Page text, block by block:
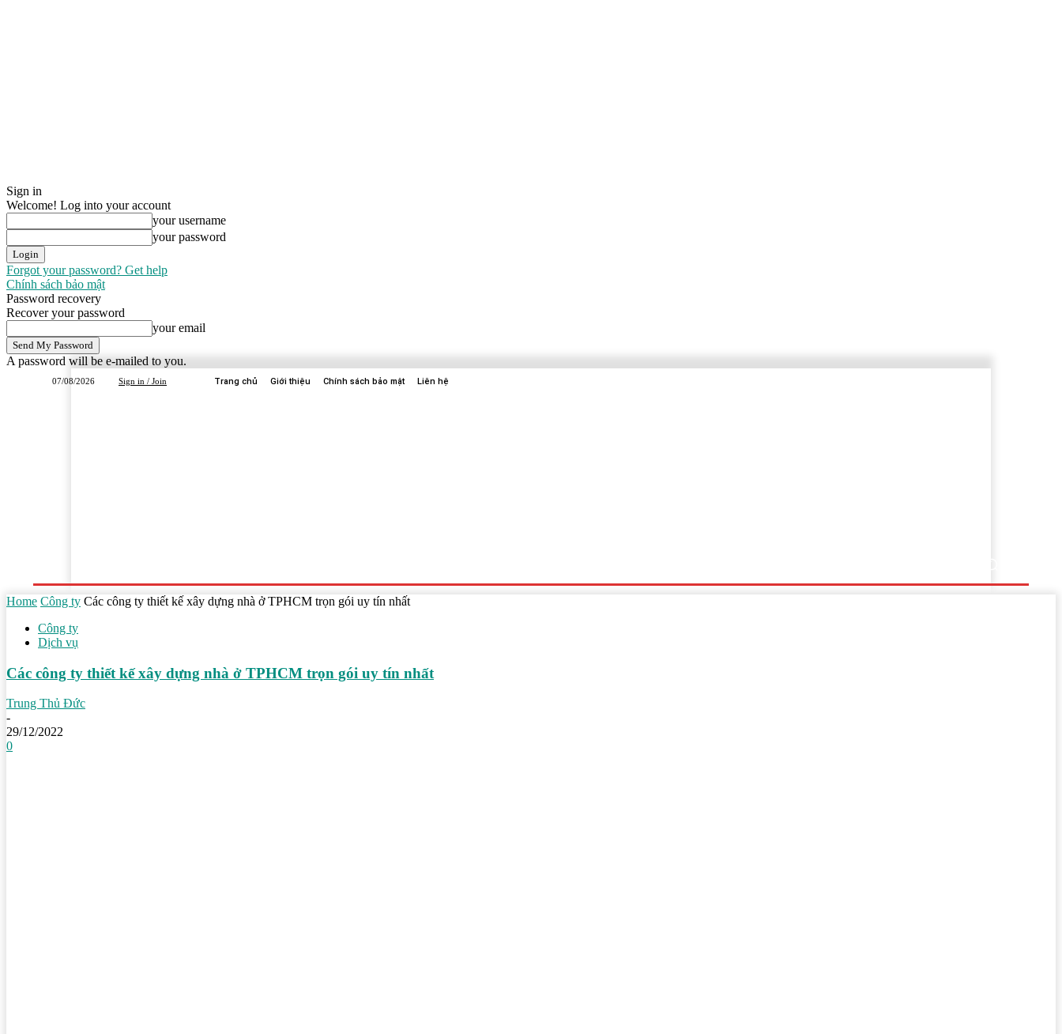
Sign in
Welcome! Log into your account
your username
your password
Forgot your password? Get help
Chính sách bảo mật
Password recovery
Recover your password
your email
A password will be e-mailed to you.
07/08/2026 Sign in / Join Trang chủ Giới thiệu Chính sách bảo mật Liên hệ
Home Công ty Các công ty thiết kế xây dựng nhà ở TPHCM trọn gói uy tín nhất
Công ty
Dịch vụ
Các công ty thiết kế xây dựng nhà ở TPHCM trọn gói uy tín nhất
Trung Thủ Đức
-
29/12/2022
0